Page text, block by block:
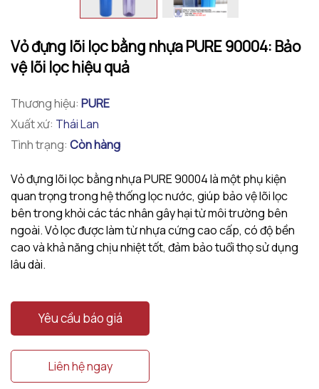
Vỏ đựng lõi lọc bằng nhựa PURE 90004: Bảo
vệ lõi lọc hiệu quả
Thương hiệu: PURE
Xuất xứ: Thái Lan
Tình trạng: Còn hàng
Vỏ đựng lõi lọc bằng nhựa PURE 90004 là một phụ kiện
quan trọng trong hệ thống lọc nước, giúp bảo vệ lõi lọc
bên trong khỏi các tác nhân gây hại từ môi trường bên
ngoài. Vỏ lọc được làm từ nhựa cứng cao cấp, có độ bền
cao và khả năng chịu nhiệt tốt, đảm bảo tuổi thọ sử dụng
lâu dài.
Yêu cầu báo giá
Liên hệ ngay